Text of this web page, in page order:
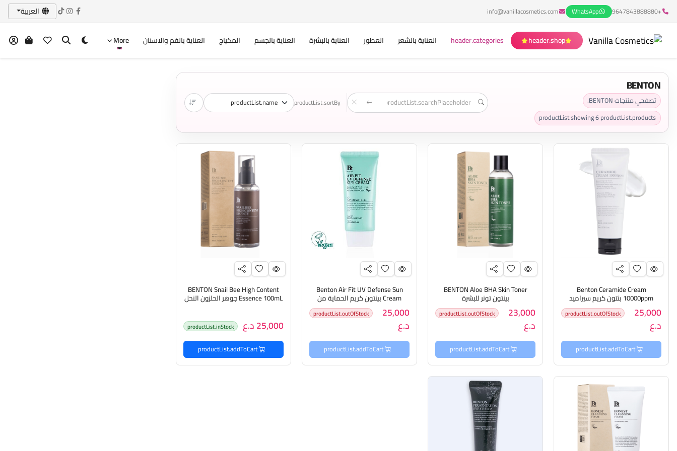
+9647843888880
WhatsApp
info@vanillacosmetics.com العربية
header.shop
header.categories العناية بالشعر العطور العناية بالبشرة العناية بالجسم المكياج العناية بالفم والاسنان More
BENTON
تصفحي منتجات BENTON.
productList.showing6productList.products
productList.sortBy
Benton Ceramide Cream
10000ppm بنتون كريم سيراميد
10000 جزء في المليون
25,000
د.ع
productList.outOfStock
productList.addToCart
BENTON Aloe BHA Skin Toner
بينتون تونر للبشرة
23,000
د.ع
productList.outOfStock
productList.addToCart
Benton Air Fit UV Defense Sun
Cream بينتون كريم الحماية من
الأشعة فوق البنفسجية25,000
د.ع
productList.outOfStock
productList.addToCart
BENTON Snail Bee High Content
Essence 100mL جوهر الحلزون النحل
25,000 د.ع productList.inStock
productList.addToCart